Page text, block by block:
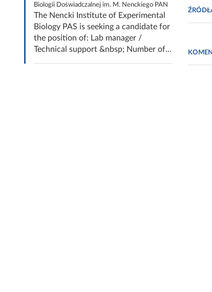
Biologii Doświadczalnej im. M. Nenckiego PAN
The Nencki Institute of Experimental
Biology PAS is seeking a candidate for
the position of: Lab manager /
Technical support &nbsp; Number of...
Asma